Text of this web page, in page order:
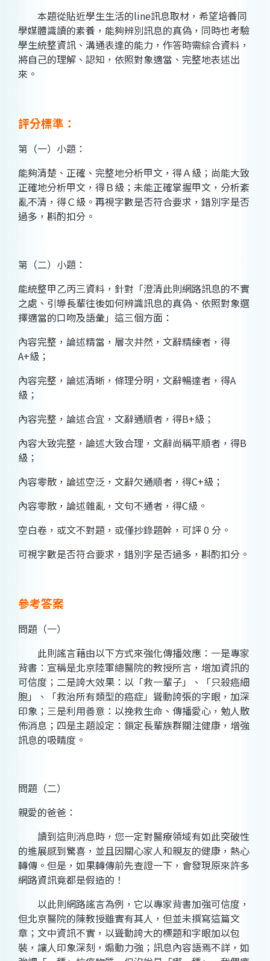
本題從貼近學生生活的line訊息取材，希望培養同
學媒體識讀的素養，能夠辨別訊息的真偽，同時也考驗
學生統整資訊、溝通表達的能力，作答時需綜合資料，
將自己的理解、認知，依照對象適當、完整地表述出
來。
評分標準：
第（一）小題：
能夠清楚、正確、完整地分析甲文，得Ａ級；尚能大致
正確地分析甲文，得Ｂ級；未能正確掌握甲文，分析紊
亂不清，得Ｃ級。再視字數是否符合要求，錯別字是否
過多，斟酌扣分。
第（二）小題：
能統整甲乙丙三資料，針對「澄清此則網路訊息的不實
之處、引導長輩往後如何辨識訊息的真偽、依照對象選
擇適當的口吻及語彙」這三個方面：
內容完整，論述精當，層次井然，文辭精練者，得
A+級；
內容完整，論述清晰，條理分明，文辭暢達者，得A
級；
內容完整，論述合宜，文辭通順者，得B+級；
內容大致完整，論述大致合理，文辭尚稱平順者，得B
級；
內容零散，論述空泛，文辭欠通順者，得C+級；
內容零散，論述雜亂，文句不通者，得C級。
空白卷，或文不對題，或僅抄錄題幹，可評 0 分。
可視字數是否符合要求，錯別字是否過多，斟酌扣分。
參考答案
問題（一）
此則謠言藉由以下方式來強化傳播效應：一是專家
背書：宣稱是北京陸軍總醫院的教授所言，增加資訊的
可信度；二是誇大效果：以「救一輩子」、「只殺癌細
胞」、「救治所有類型的癌症」聳動誇張的字眼，加深
印象；三是利用善意：以挽救生命、傳播愛心，勉人散
佈消息；四是主題設定：鎖定長輩族群關注健康，增強
訊息的吸睛度。
問題（二）
親愛的爸爸：
讀到這則消息時，您一定對醫療領域有如此突破性
的進展感到驚喜，並且因關心家人和親友的健康，熱心
轉傳。但是，如果轉傳前先查證一下，會發現原來許多
網路資訊竟都是假造的！
以此則網路謠言為例，它以專家背書加強可信度，
但北京醫院的陳教授雖實有其人，但並未撰寫這篇文
章；文中資訊不實，以聳動誇大的標題和字眼加以包
裝，讓人印象深刻，煽動力強；訊息內容語焉不詳，如